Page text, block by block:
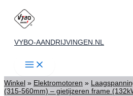
naar
VYBO-AANDRIJVINGEN.NL
Winkel » Elektromotoren »
(315-560mm) – gietijzeren frame